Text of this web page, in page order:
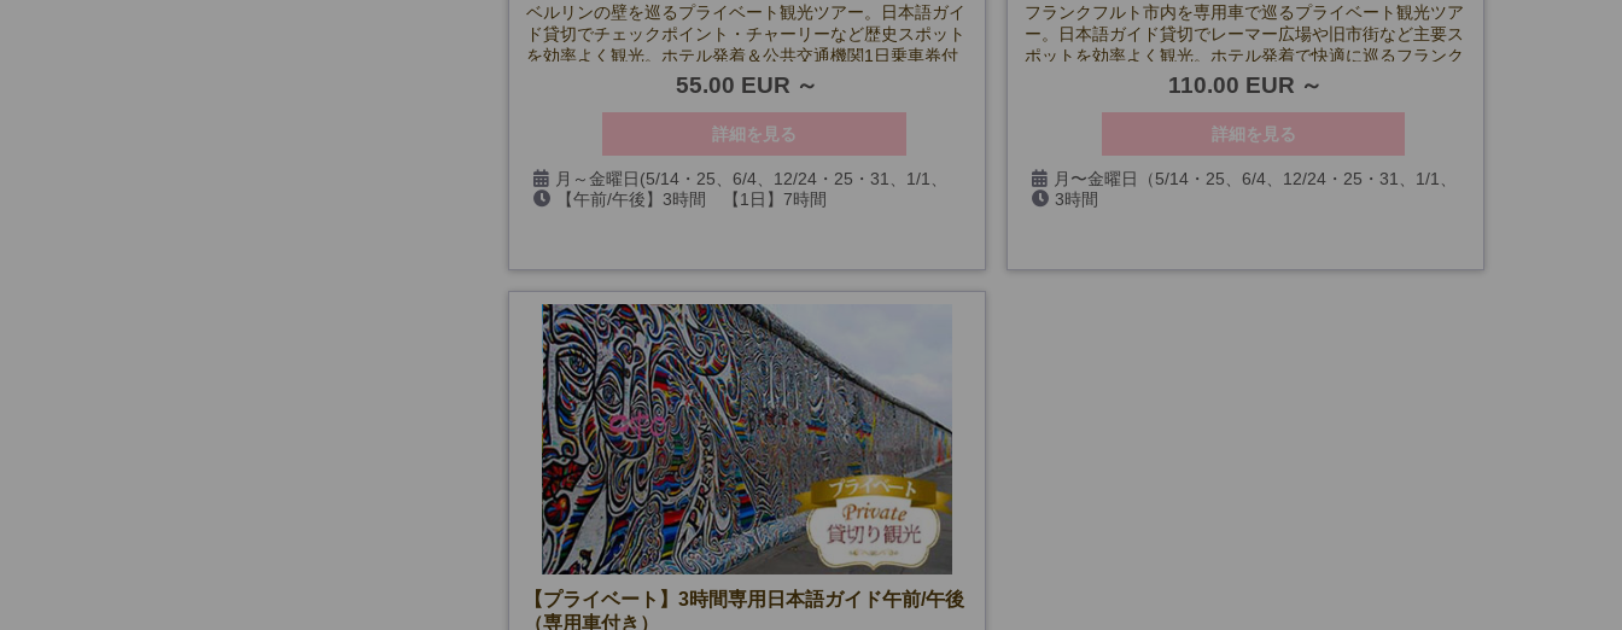
ベルリンの壁を巡るプライベート観光ツアー。日本語ガイ
ド貸切でチェックポイント・チャーリーなど歴史スポット
を効率よく観光。ホテル発着＆公共交通機関1日乗車券付
きで安心のベルリン市内観光です。
55.00 EUR
詳細を見る
月～金曜日(5/14・25、6/4、12/24・25・31、1/1、
3/26・29を除く)
【午前/午後】3時間 【1日】7時間
フランクフルト市内を専用車で巡るプライベート観光ツア
ー。日本語ガイド貸切でレーマー広場や旧市街など主要ス
ポットを効率よく観光。ホテル発着で快適に巡るフランク
110.00 EUR
詳細を見る
月〜金曜日（5/14・25、6/4、12/24・25・31、1/1、
3/26・29を除く）
3時間
【プライベート】3時間専用日本語ガイド午前/午後
（専用車付き）